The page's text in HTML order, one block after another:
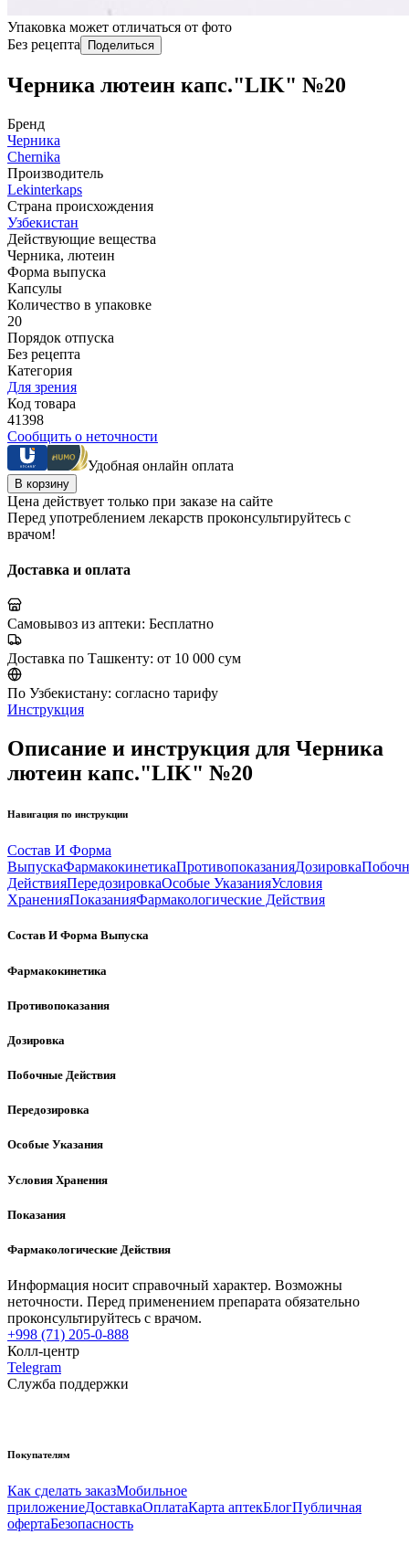
Упаковка может отличаться от фото
Без рецепта
Поделиться
Черника лютеин капс."LIK" №20
Бренд
Черника
Chernika
Производитель
Lekinterkaps
Страна происхождения
Узбекистан
Действующие вещества
Черника, лютеин
Форма выпуска
Капсулы
Количество в упаковке
20
Порядок отпуска
Без рецепта
Категория
Для зрения
Код товара
41398
Сообщить о неточности
Удобная онлайн оплата
В корзину
Цена действует только при заказе на сайте
Перед употреблением лекарств проконсультируйтесь с
врачом!
Доставка и оплата
Самовывоз из аптеки: Бесплатно
Доставка по Ташкенту: от 10 000 сум
По Узбекистану: согласно тарифу
Инструкция
Описание и инструкция для Черника
лютеин капс."LIK" №20
Навигация по инструкции
Состав И Форма
ВыпускаФармакокинетикаПротивопоказанияДозировка
ДействияПередозировкаОсобые УказанияУсловия
ХраненияПоказанияФармакологические Действия
Состав И Форма Выпуска
Фармакокинетика
Противопоказания
Дозировка
Побочные Действия
Передозировка
Особые Указания
Условия Хранения
Показания
Фармакологические Действия
Информация носит справочный характер. Возможны
неточности. Перед применением препарата обязательно
проконсультируйтесь с врачом.
+998 (71) 205-0-888
Колл-центр
Telegram
Служба поддержки
Покупателям
Как сделать заказМобильное
приложениеДоставкаОплатаКарта аптекБлогПубличная
офертаБезопасность